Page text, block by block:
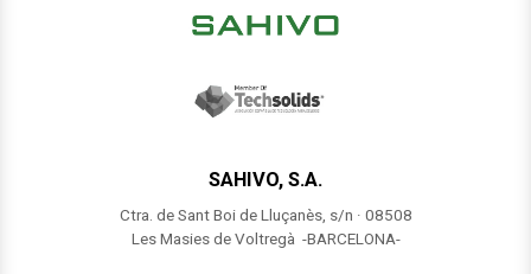
SAHIVO, S.A.
Ctra. de Sant Boi de Lluçanès, s/n · 08508
Les Masies de Voltregà -BARCELONA-